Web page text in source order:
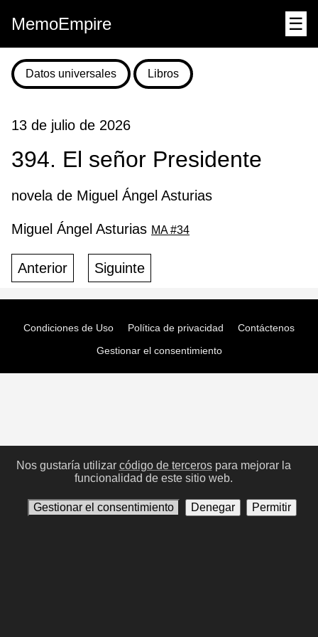
MemoEmpire ☰
Datos universales Libros
13 de julio de 2026
394. El señor Presidente
novela de Miguel Ángel Asturias
Miguel Ángel Asturias MA #34
Anterior Siguinte
Condiciones de Uso Política de privacidad
Contáctenos
Gestionar el consentimiento
Nos gustaría utilizar código de tercerospara mejorar la
funcionalidad de este sitio web.
Gestionar el consentimiento Denegar Permitir